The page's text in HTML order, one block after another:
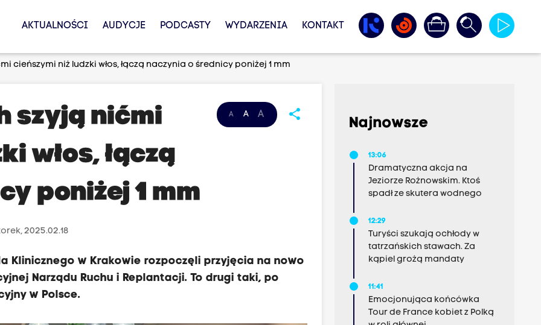
AKTUALNOŚCI AUDYCJE PODCASTY WYDARZENIA KONTAKT
cieńszymi niż ludzki włos, łączą naczynia o średnicy poniżej 1 mm
A A A share
szyją nićmi
włos, łączą
poniżej 1 mm
2025.02.18
Klinicznego w Krakowie rozpoczęli przyjęcia na nowo
Narządu Ruchu i Replantacji. To drugi taki, po
w Polsce.
Najnowsze
13:06
Dramatyczna akcja na
Jeziorze Rożnowskim. Ktoś
spadł ze skutera wodnego
12:29
Turyści szukają ochłody w
tatrzańskich stawach. Za
kąpiel grożą mandaty
11:41
Emocjonująca końcówka
Tour de France kobiet z Polką